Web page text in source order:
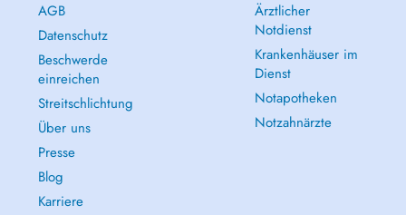
AGB
Datenschutz
Beschwerde
einreichen
Streitschlichtung
Über uns
Presse
Blog
Karriere
Ärztlicher
Notdienst
Krankenhäuser im
Dienst
Notapotheken
Notzahnärzte